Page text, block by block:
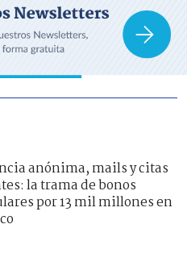
anónima, mails y citas
la trama de bonos
por 13 mil millones en